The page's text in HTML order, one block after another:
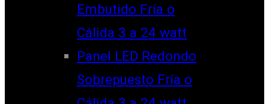
Embutido Fría o
Cálida 3 a 24 watt
Panel LED Redondo
Sobrepuesto Fría o